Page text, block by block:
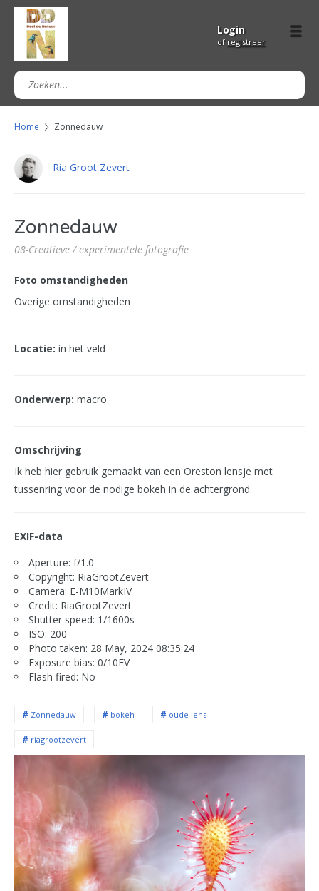
Login
of registreer
Home Zonnedauw
Ria Groot Zevert
Zonnedauw
08-Creatieve / experimentele fotografie
Foto omstandigheden
Overige omstandigheden
Locatie: in het veld
Onderwerp: macro
Omschrijving
Ik heb hier gebruik gemaakt van een Oreston lensje met
tussenring voor de nodige bokeh in de achtergrond.
EXIF-data
Aperture: f/1.0
Copyright: RiaGrootZevert
Camera: E-M10MarkIV
Credit: RiaGrootZevert
Shutter speed: 1/1600s
ISO: 200
Photo taken: 28 May, 2024 08:35:24
Exposure bias: 0/10EV
Flash fired: No
Zonnedauw bokeh oude lens
riagrootzevert